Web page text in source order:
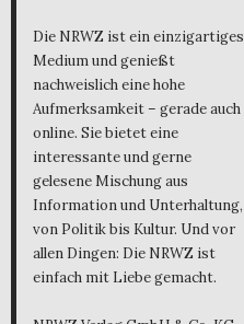
Die NRWZ ist ein einzigartiges
Medium und genießt
nachweislich eine hohe
Aufmerksamkeit – gerade auch
online. Sie bietet eine
interessante und gerne
gelesene Mischung aus
Information und Unterhaltung,
von Politik bis Kultur. Und vor
allen Dingen: Die NRWZ ist
einfach mit Liebe gemacht.